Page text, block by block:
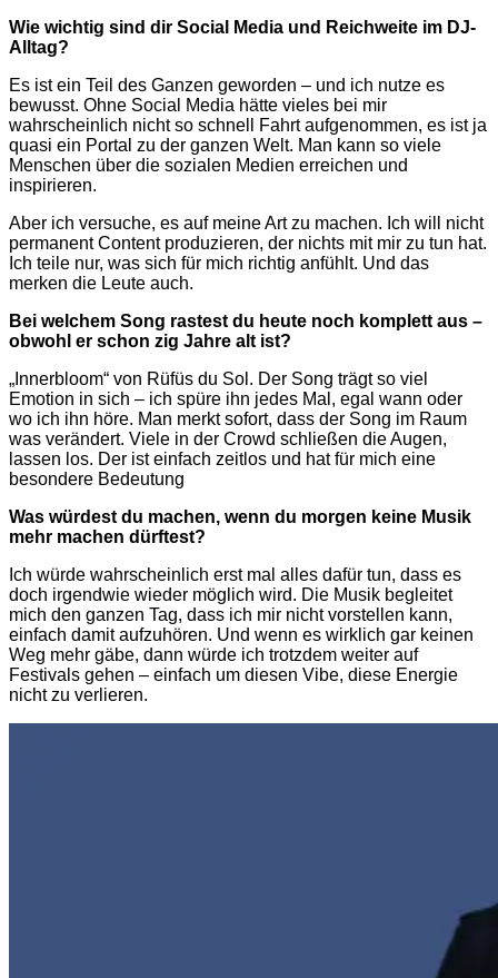
Wie wichtig sind dir Social Media und Reichweite im DJ-
Alltag?
Es ist ein Teil des Ganzen geworden – und ich nutze es
bewusst. Ohne Social Media hätte vieles bei mir
wahrscheinlich nicht so schnell Fahrt aufgenommen, es ist ja
quasi ein Portal zu der ganzen Welt. Man kann so viele
Menschen über die sozialen Medien erreichen und
inspirieren.
Aber ich versuche, es auf meine Art zu machen. Ich will nicht
permanent Content produzieren, der nichts mit mir zu tun hat.
Ich teile nur, was sich für mich richtig anfühlt. Und das
merken die Leute auch.
Bei welchem Song rastest du heute noch komplett aus –
obwohl er schon zig Jahre alt ist?
„Innerbloom“ von Rüfüs du Sol. Der Song trägt so viel
Emotion in sich – ich spüre ihn jedes Mal, egal wann oder
wo ich ihn höre. Man merkt sofort, dass der Song im Raum
was verändert. Viele in der Crowd schließen die Augen,
lassen los. Der ist einfach zeitlos und hat für mich eine
besondere Bedeutung
Was würdest du machen, wenn du morgen keine Musik
mehr machen dürftest?
Ich würde wahrscheinlich erst mal alles dafür tun, dass es
doch irgendwie wieder möglich wird. Die Musik begleitet
mich den ganzen Tag, dass ich mir nicht vorstellen kann,
einfach damit aufzuhören. Und wenn es wirklich gar keinen
Weg mehr gäbe, dann würde ich trotzdem weiter auf
Festivals gehen – einfach um diesen Vibe, diese Energie
nicht zu verlieren.